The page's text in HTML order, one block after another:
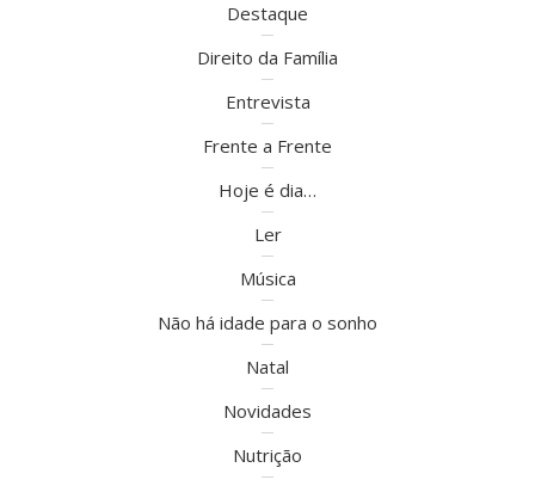
Destaque
Direito da Família
Entrevista
Frente a Frente
Hoje é dia…
Ler
Música
Não há idade para o sonho
Natal
Novidades
Nutrição